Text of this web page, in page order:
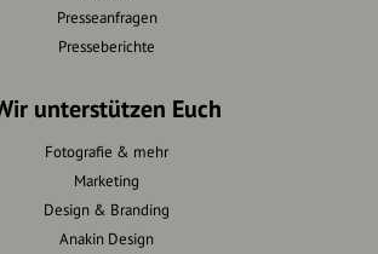
Presseanfragen
Presseberichte
unterstützen Euch
Fotografie & mehr
Marketing
Design & Branding
Anakin Design